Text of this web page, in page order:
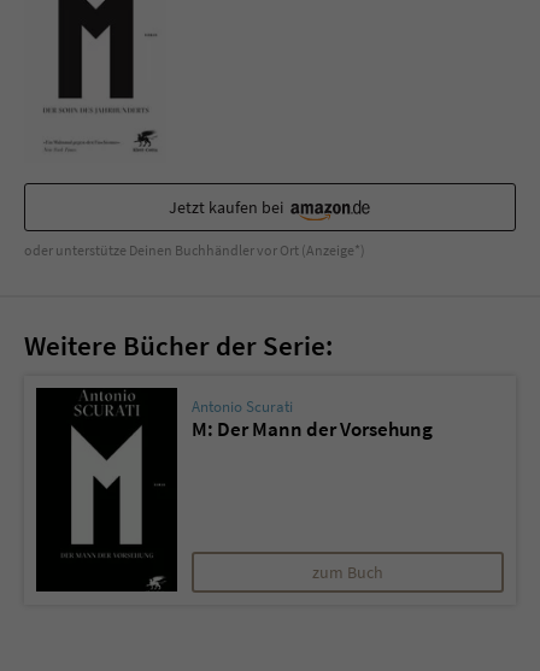
Jetzt kaufen bei
oder unterstütze Deinen Buchhändler vor Ort (Anzeige*)
Weitere Bücher der Serie:
Antonio Scurati
M: Der Mann der Vorsehung
zum Buch